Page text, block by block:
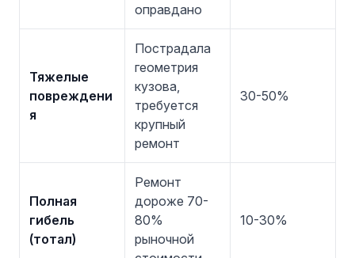
оправдано
Тяжелые
повреждени
я
Пострадала
геометрия
кузова,
требуется
крупный
ремонт
30-50%
Полная
гибель
(тотал)
Ремонт
дороже 70-
80%
рыночной
10-30%